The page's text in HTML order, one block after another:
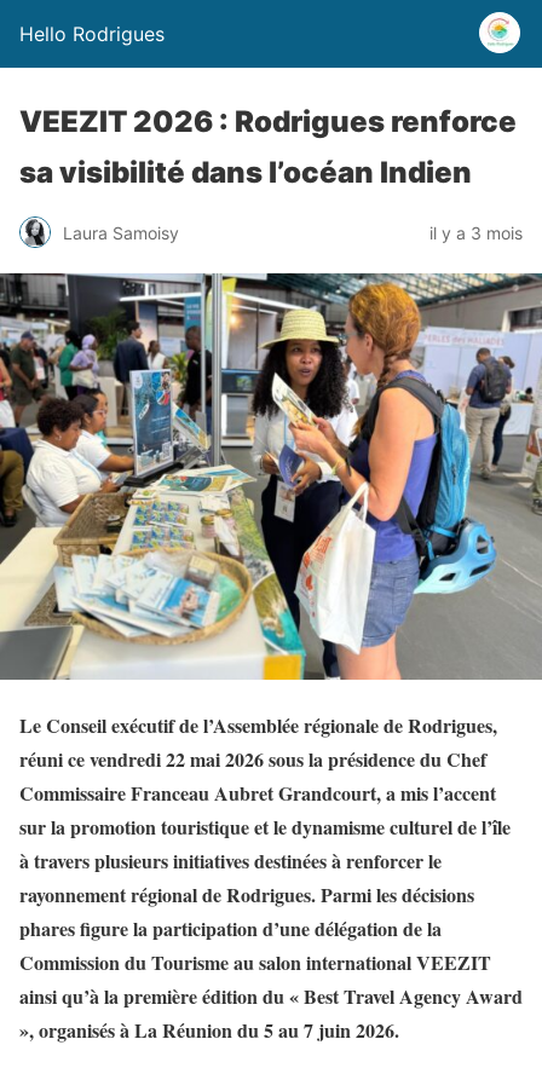
Hello Rodrigues
VEEZIT 2026 : Rodrigues renforce
sa visibilité dans l’océan Indien
Laura Samoisy il y a 3 mois
Le Conseil exécutif de l’Assemblée régionale de Rodrigues,
réuni ce vendredi 22 mai 2026 sous la présidence du Chef
Commissaire Franceau Aubret Grandcourt, a mis l’accent
sur la promotion touristique et le dynamisme culturel de l’île
à travers plusieurs initiatives destinées à renforcer le
rayonnement régional de Rodrigues. Parmi les décisions
phares figure la participation d’une délégation de la
Commission du Tourisme au salon international VEEZIT
ainsi qu’à la première édition du « Best Travel Agency Award
», organisés à La Réunion du 5 au 7 juin 2026.